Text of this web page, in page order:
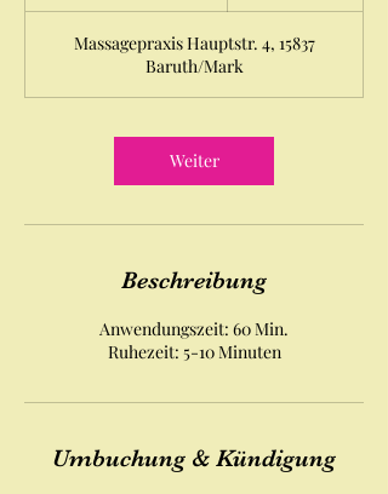
d
1
0
i
n
.
Massagepraxis Hauptstr. 4, 15837
Baruth/Mark
Weiter
Beschreibung
Anwendungszeit: 60 Min.
Ruhezeit: 5-10 Minuten
Umbuchung & Kündigung